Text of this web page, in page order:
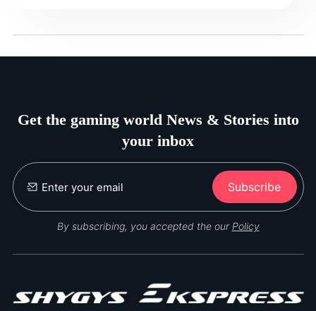
Get the gaming world News & Stories into
your inbox
Subscribe
By subscribing, you accepted the our Policy